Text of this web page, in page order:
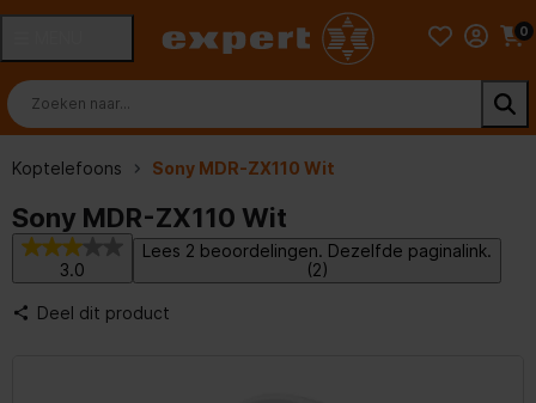
0
Koptelefoons Sony MDR-ZX110 Wit
Sony MDR-ZX110 Wit
3.0
Lees 2 beoordelingen. Dezelfde paginalink.
(2)
Deel dit product